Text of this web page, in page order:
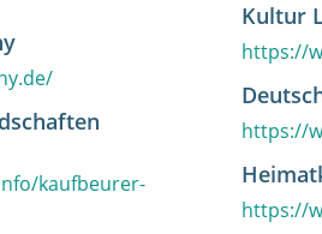
kaufbeurer-
Kultur
https://
https://
https://